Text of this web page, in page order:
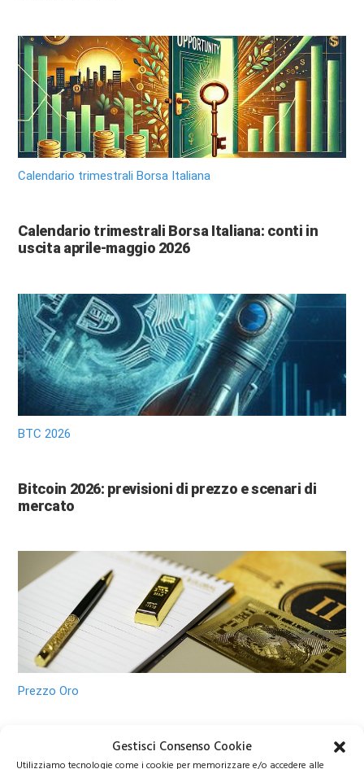
Gestisci Consenso Cookie
Utilizziamo tecnologie come i cookie per memorizzare e/o accedere alle
Calendario trimestrali Borsa Italiana
Calendario trimestrali Borsa Italiana: conti in
uscita aprile-maggio 2026
BTC 2026
Bitcoin 2026: previsioni di prezzo e scenari di
mercato
Prezzo Oro
Oro verso 6.000 dollari? Le nuove previsioni di
Wall Street sorprendono gli investitori